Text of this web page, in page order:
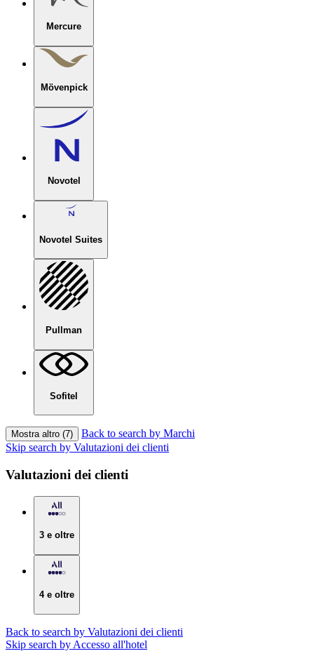
Mercure
Mövenpick
Novotel
Novotel Suites
Pullman
Sofitel
Mostra altro (7)
Back to search by Marchi
Skip search by Valutazioni dei clienti
Valutazioni dei clienti
3 e oltre
4 e oltre
Back to search by Valutazioni dei clienti
Skip search by Accesso all'hotel